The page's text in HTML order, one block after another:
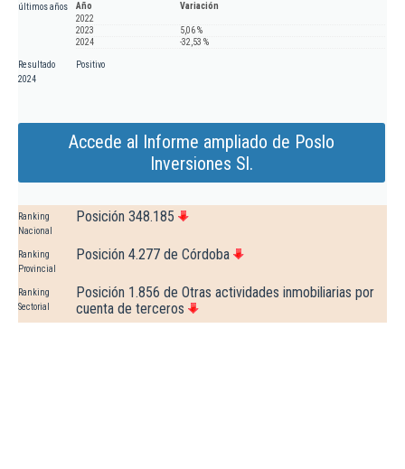
últimos años
Año
Variación
2022
2023
5,06 %
2024
-32,53 %
Resultado
2024
Positivo
Accede al Informe ampliado de Poslo
Inversiones Sl.
Ranking
Nacional
Posición 348.185
Ranking
Provincial
Posición 4.277 de Córdoba
Ranking
Sectorial
Posición 1.856 de Otras actividades inmobiliarias por
cuenta de terceros